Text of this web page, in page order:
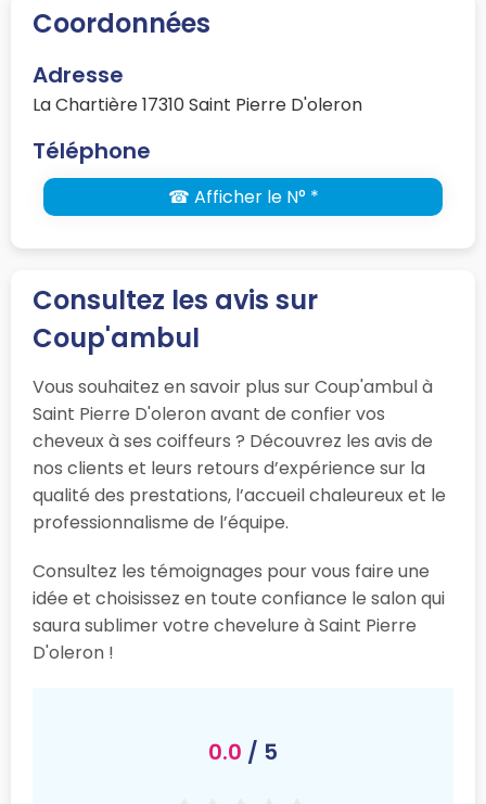
Coordonnées
Adresse
La Chartière 17310 Saint Pierre D'oleron
Téléphone
☎ Afficher le N° *
Consultez les avis sur
Coup'ambul
Vous souhaitez en savoir plus sur Coup'ambul à
Saint Pierre D'oleron avant de confier vos
cheveux à ses coiffeurs ? Découvrez les avis de
nos clients et leurs retours d’expérience sur la
qualité des prestations, l’accueil chaleureux et le
professionnalisme de l’équipe.
Consultez les témoignages pour vous faire une
idée et choisissez en toute confiance le salon qui
saura sublimer votre chevelure à Saint Pierre
D'oleron !
0.0 / 5